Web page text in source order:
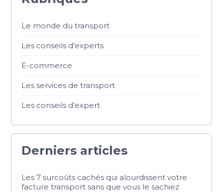
Le monde du transport
Les conseils d'experts
E-commerce
Les services de transport
Les conseils d'expert
Derniers articles
Les 7 surcoûts cachés qui alourdissent votre
facture transport sans que vous le sachiez